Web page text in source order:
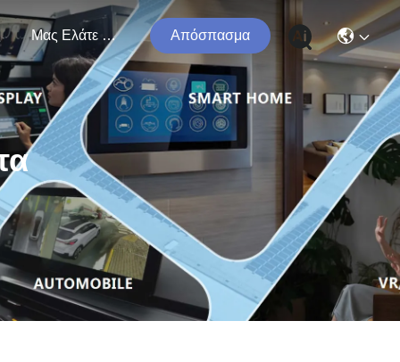
Μας Ελάτε Σε Επαφή Με Απόσπασμα